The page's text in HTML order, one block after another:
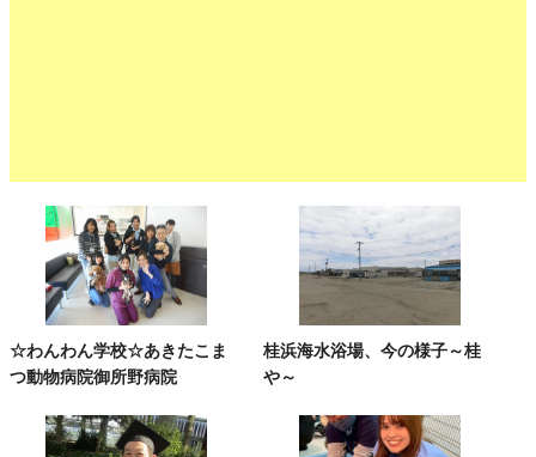
☆わんわん学校☆あきたこま
つ動物病院御所野病院
桂浜海水浴場、今の様子～桂
や～